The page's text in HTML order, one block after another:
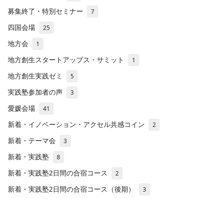
募集終了・特別セミナー 7
四国会場 25
地方会 1
地方創生スタートアップス・サミット 1
地方創生実践ゼミ 5
実践塾参加者の声 3
愛媛会場 41
新着・イノベーション・アクセル共感コイン 2
新着・テーマ会 3
新着・実践塾 8
新着・実践塾2日間の合宿コース 2
新着・実践塾2日間の合宿コース（後期） 3